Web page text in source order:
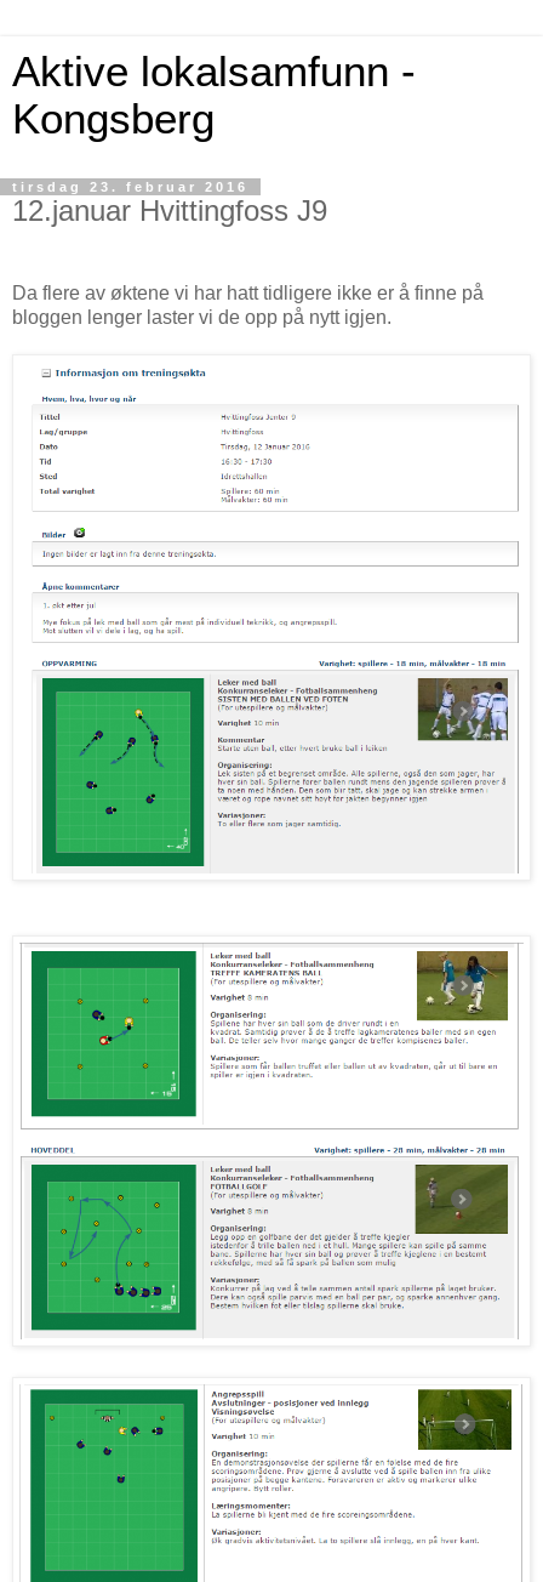
Aktive lokalsamfunn -
Kongsberg
tirsdag 23. februar 2016
12.januar Hvittingfoss J9
Da flere av øktene vi har hatt tidligere ikke er å finne på
bloggen lenger laster vi de opp på nytt igjen.